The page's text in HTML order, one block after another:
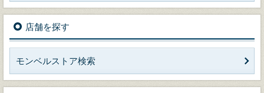
店舗を探す
モンベルストア検索